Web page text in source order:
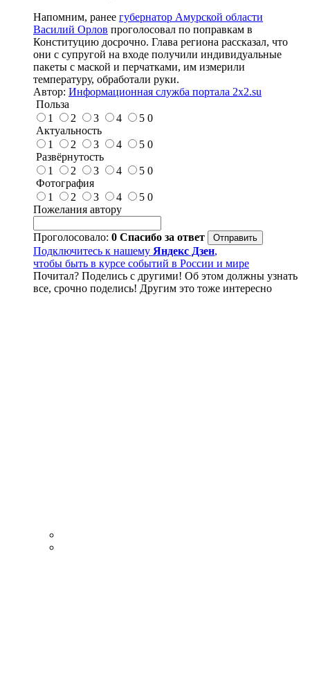
Напомним, ранее губернатор Амурской области
Василий Орлов проголосовал по поправкам в
Конституцию досрочно. Глава региона рассказал, что
они с супругой на входе получили индивидуальные
пакеты с маской и перчатками, им измерили
температуру, обработали руки.
Автор: Информационная служба портала 2x2.su
Польза
1
2 3 4 5 0
Актуальность
1
2 3 4 5 0
Развёрнутость
1
2 3 4 5 0
Фотография
1
2 3 4 5 0
Пожелания автору
Проголосовало: 0 Спасибо за ответ
Подключитесь к нашему Яндекс Дзен,
чтобы быть в курсе событий в России и мире
Почитал? Поделись с другими! Об этом должны узнать
все, срочно поделись! Другим это тоже интересно